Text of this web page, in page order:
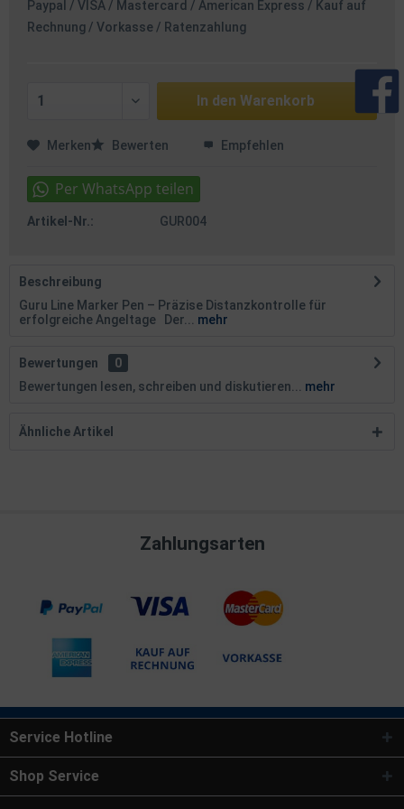
Paypal / VISA / Mastercard / American Express / Kauf auf
Rechnung / Vorkasse / Ratenzahlung
In den Warenkorb
Merken Bewerten Empfehlen
Artikel-Nr.: GUR004
Beschreibung
Guru Line Marker Pen – Präzise Distanzkontrolle für
erfolgreiche Angeltage Der...
mehr
Bewertungen
0
Bewertungen lesen, schreiben und diskutieren...
mehr
Ähnliche Artikel
Zahlungsarten
Service Hotline
Shop Service